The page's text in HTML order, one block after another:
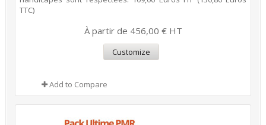
TTC)
À partir de 456,00 € HT
Customize
Add to Compare